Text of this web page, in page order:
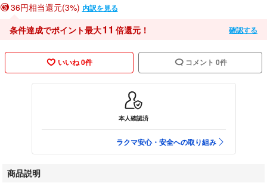
36円相当還元(3%) 内訳を見る
条件達成でポイント最大11 倍還元！ 確認する
いいね 0件 コメント 0件
本人確認済
ラクマ安心・安全への取り組み
商品説明